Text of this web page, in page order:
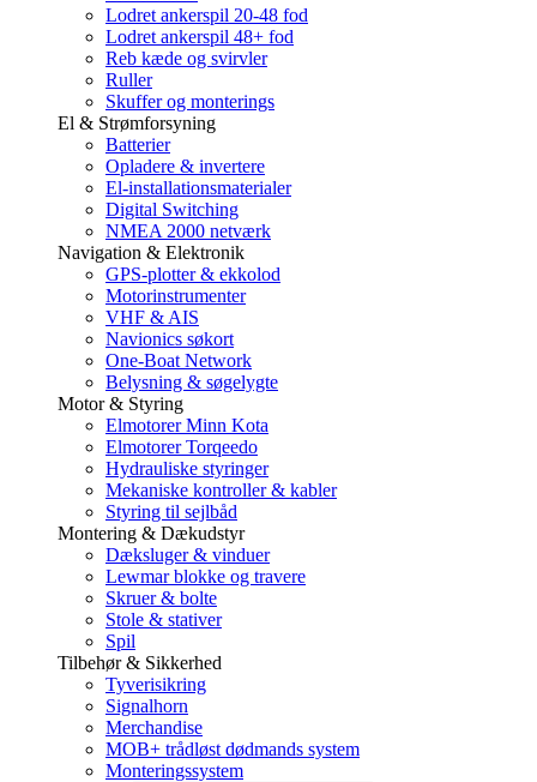
Lodret ankerspil 20-48 fod
Lodret ankerspil 48+ fod
Reb kæde og svirvler
Ruller
Skuffer og monterings
El & Strømforsyning
Batterier
Opladere & invertere
El-installationsmaterialer
Digital Switching
NMEA 2000 netværk
Navigation & Elektronik
GPS-plotter & ekkolod
Motorinstrumenter
VHF & AIS
Navionics søkort
One-Boat Network
Belysning & søgelygte
Motor & Styring
Elmotorer Minn Kota
Elmotorer Torqeedo
Hydrauliske styringer
Mekaniske kontroller & kabler
Styring til sejlbåd
Montering & Dækudstyr
Dæksluger & vinduer
Lewmar blokke og travere
Skruer & bolte
Stole & stativer
Spil
Tilbehør & Sikkerhed
Tyverisikring
Signalhorn
Merchandise
MOB+ trådløst dødmands system
Monteringssystem